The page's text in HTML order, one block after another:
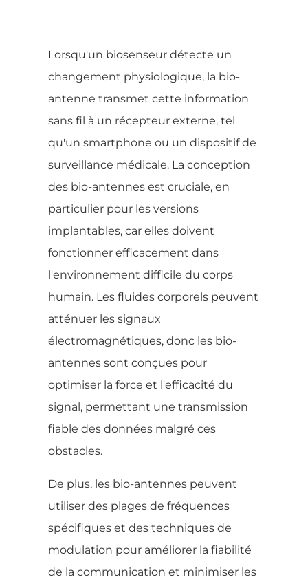
Lorsqu'un biosenseur détecte un
changement physiologique, la bio-
antenne transmet cette information
sans fil à un récepteur externe, tel
qu'un smartphone ou un dispositif de
surveillance médicale. La conception
des bio-antennes est cruciale, en
particulier pour les versions
implantables, car elles doivent
fonctionner efficacement dans
l'environnement difficile du corps
humain. Les fluides corporels peuvent
atténuer les signaux
électromagnétiques, donc les bio-
antennes sont conçues pour
optimiser la force et l'efficacité du
signal, permettant une transmission
fiable des données malgré ces
obstacles.
De plus, les bio-antennes peuvent
utiliser des plages de fréquences
spécifiques et des techniques de
modulation pour améliorer la fiabilité
de la communication et minimiser les